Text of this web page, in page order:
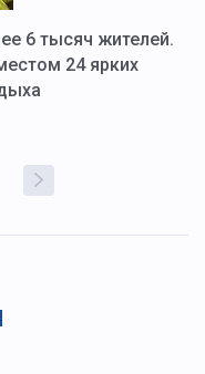
6 тысяч жителей.
24 ярких